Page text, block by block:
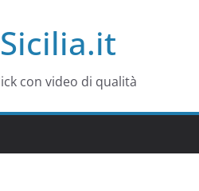
con video di qualità